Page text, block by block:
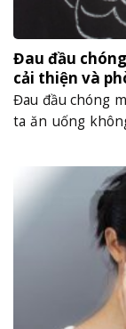
Đau đầu
cải thiện và
Đau đầu chóng
ta ăn uống
giống nhau. Có
đau vùng đỉnh